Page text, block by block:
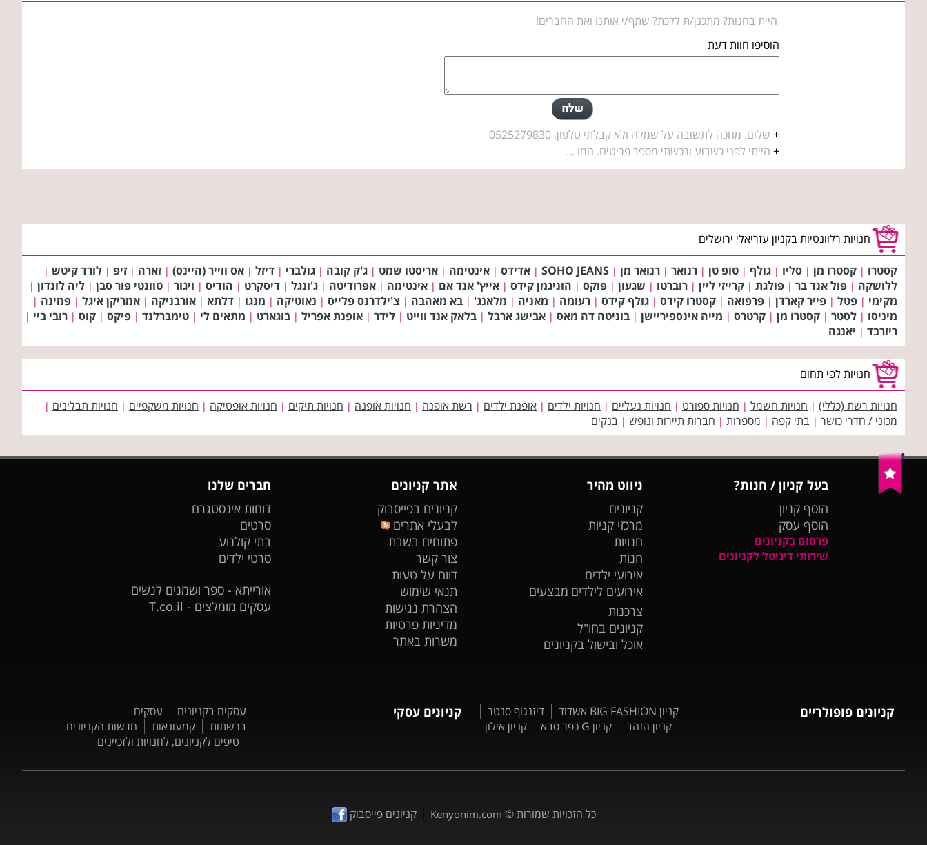
היית בחנות? מתכנן/ת ללכת? שתף/י אותנו ואת החברים!
הוסיפו חוות דעת
+ שלום. מחכה לתשובה על שמלה ולא קבלתי טלפון. 0525279830
+ הייתי לפני כשבוע ורכשתי מספר פריטים. המו ...
חנויות רלוונטיות בקניון עזריאלי ירושלים
קסטרו | קסטרו מן | סליו | גולף | טופ טן | רנואר | רנואר מן |
SOHO JEANS
| אדידס | אינטימה | אריסטו שמט | ג'ק קובה | גולברי | דיזל | אס ווייר (היינס) | זארה | זיפ | לורד קיטש |
ללושקה | פול אנד בר | פולגת | קרייזי ליין | רוברטו | שגעון | פוקס | הוניגמן קידס | אייץ' אנד אם | אינטימה | אפרודיטה | ג'ונגל | דיסקרט | הודיס | ויגור | טוונטי פור סבן | ליה לונדון |
מקימי | פטל | פייר קארדן | פרפואה | קסטרו קידס | גולף קידס | רעומה | מאניה | מלאנג' | בא מאהבה | צ'ילדרנס פלייס | נאוטיקה | מנגו | דלתא | אורבניקה | אמריקן איגל | פמינה |
מיניסו | לסטר | קסטרו מן | קרטרס | מייה אינספיריישן | בוניטה דה מאס | אבישג ארבל | בלאק אנד ווייט | לידר | אופנת אפריל | בוגארט | מתאים לי | טימברלנד | פיקס | קוס | רובי ביי |
ריזרבד | יאנגה
חנויות לפי תחום
חנויות רשת (כללי) | חנויות חשמל | חנויות ספורט | חנויות נעליים | חנויות ילדים | אופנת ילדים | רשת אופנה | חנויות אופנה | חנויות תיקים | חנויות אופטיקה | חנויות משקפיים | חנויות תבלינים |
מכוני / חדרי כושר | בתי קפה | מספרות | חברות תיירות ונופש | בנקים
בעל קניון / חנות?
הוסף קניון
הוסף עסק
פרסום בקניונים
שירותי דיגיטל לקניונים
ניווט מהיר
קניונים
מרכזי קניות
חנויות
חנות
אירועי ילדים
אירועים לילדים מבצעים
צרכנות
קניונים בחו"ל
אוכל ובישול בקניונים
אתר קניונים
קניונים בפייסבוק
לבעלי אתרים
פתוחים בשבת
צור קשר
דווח על טעות
תנאי שימוש
הצהרת נגישות
מדיניות פרטיות
משרות באתר
חברים שלנו
דוחות אינסטגרם
סרטים
בתי קולנוע
סרטי ילדים
אורייתא - ספר ושמנים לנשים
עסקים מומלצים - T.co.il
קניונים פופולריים קניון BIG FASHION אשדוד
דיזנגוף סנטר
קניון הזהב
קניון G כפר סבא קניון אילון
קניונים עסקי עסקים בקניונים
עסקים
ברשתות
קמעונאות
חדשות הקניונים
טיפים לקניונים, לחנויות ולזכיינים
כל הזכויות שמורות © Kenyonim.com
|קניונים פייסבוק